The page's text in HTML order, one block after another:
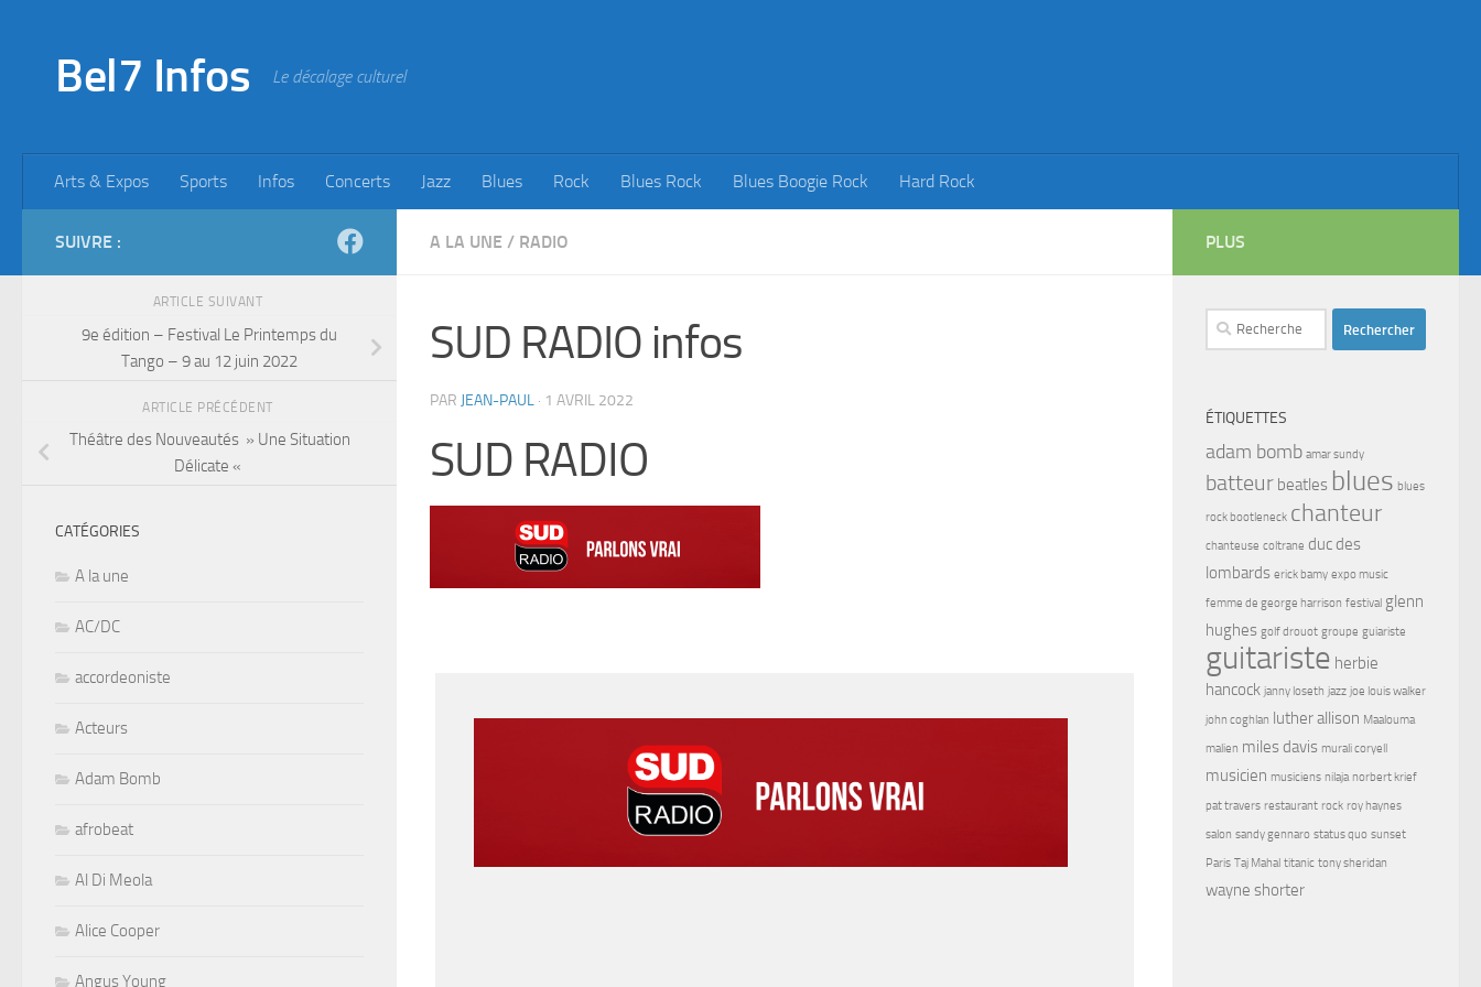
Bel7 Infos Le décalage culturel
Arts & Expos Sports Infos Concerts Jazz Blues Rock Blues Rock Blues Boogie Rock Hard Rock
A LA UNE / RADIO
SUD RADIO infos
PAR JEAN-PAUL · 1 AVRIL 2022
SUD RADIO
SUIVRE :
ARTICLE SUIVANT
9e édition – Festival Le Printemps du
Tango – 9 au 12 juin 2022
ARTICLE PRÉCÉDENT
Théâtre des Nouveautés » Une Situation
Délicate «
CATÉGORIES
A la une
AC/DC
accordeoniste
Acteurs
Adam Bomb
afrobeat
Al Di Meola
Alice Cooper
Angus Young
PLUS
Rechercher :
ÉTIQUETTES
adam bomb amar sundy
batteur beatles blues blues
rock bootleneck chanteur
chanteuse coltrane duc des
lombards erick bamy expo music
femme de george harrison festival glenn
hughes golf drouot groupe guiariste
guitariste herbie
hancock janny loseth jazz joe louis walker
john coghlan luther allison Maalouma
malien miles davis murali coryell
musicien musiciens nilaja norbert krief
pat travers restaurant rock roy haynes
salon sandy gennaro status quo sunset
Paris Taj Mahal titanic tony sheridan
wayne shorter